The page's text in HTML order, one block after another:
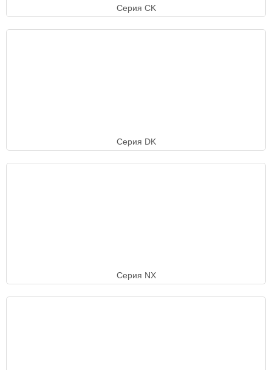
Серия CK
Серия DK
Серия NX